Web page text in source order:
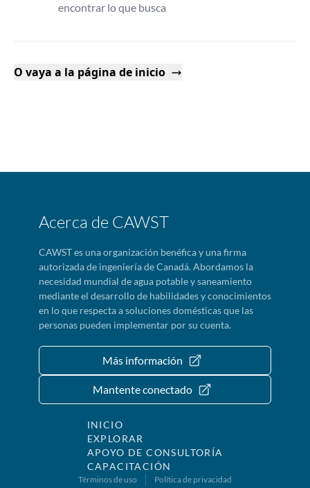
encontrar lo que busca
O vaya a la página de inicio
Acerca de CAWST
CAWST es una organización benéfica y una firma
autorizada de ingeniería de Canadá. Abordamos la
necesidad mundial de agua potable y saneamiento
mediante el desarrollo de habilidades y conocimientos
en lo que respecta a soluciones domésticas que las
personas pueden implementar por su cuenta.
Más información
Mantente conectado
INICIO
EXPLORAR
APOYO DE CONSULTORÍA
CAPACITACIÓN
Términos de uso Política de privacidad